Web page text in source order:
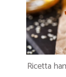
Ricetta